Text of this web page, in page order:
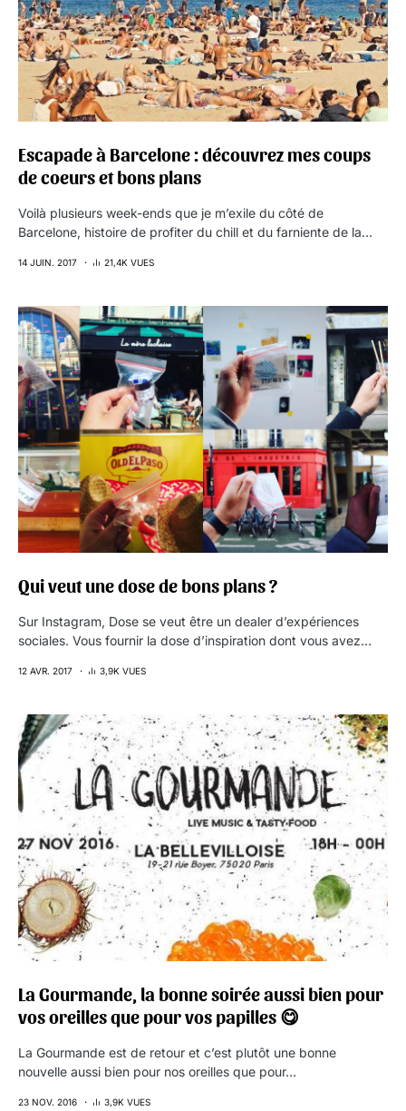
Escapade à Barcelone : découvrez mes coups
de coeurs et bons plans
Voilà plusieurs week-ends que je m’exile du côté de
Barcelone, histoire de profiter du chill et du farniente de la…
14 JUIN. 2017 21,4K VUES
Qui veut une dose de bons plans ?
Sur Instagram, Dose se veut être un dealer d’expériences
sociales. Vous fournir la dose d’inspiration dont vous avez…
12 AVR. 2017 3,9K VUES
La Gourmande, la bonne soirée aussi bien pour
vos oreilles que pour vos papilles 😋
La Gourmande est de retour et c’est plutôt une bonne
nouvelle aussi bien pour nos oreilles que pour…
23 NOV. 2016 3,9K VUES